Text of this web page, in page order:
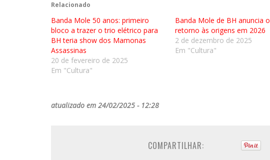
Relacionado
Banda Mole 50 anos: primeiro
bloco a trazer o trio elétrico para
BH teria show dos Mamonas
Assassinas
20 de fevereiro de 2025
Em "Cultura"
Banda Mole de BH anuncia o
retorno às origens em 2026
2 de dezembro de 2025
Em "Cultura"
atualizado em 24/02/2025 - 12:28
COMPARTILHAR: